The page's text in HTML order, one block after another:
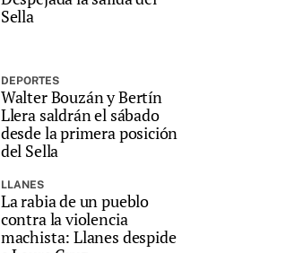
Sella
DEPORTES
Walter Bouzán y Bertín
Llera saldrán el sábado
desde la primera posición
del Sella
LLANES
La rabia de un pueblo
contra la violencia
machista: Llanes despide